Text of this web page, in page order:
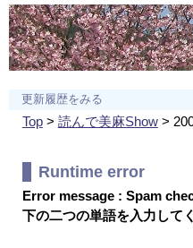
更新履歴をみる
Top> 読んで美麻Show>
Runtime error
Error message : Spam
下の二つの単語を入力して